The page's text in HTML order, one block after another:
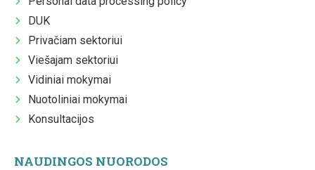
DUK
Privačiam sektoriui
Viešajam sektoriui
Vidiniai mokymai
Nuotoliniai mokymai
Konsultacijos
NAUDINGOS NUORODOS